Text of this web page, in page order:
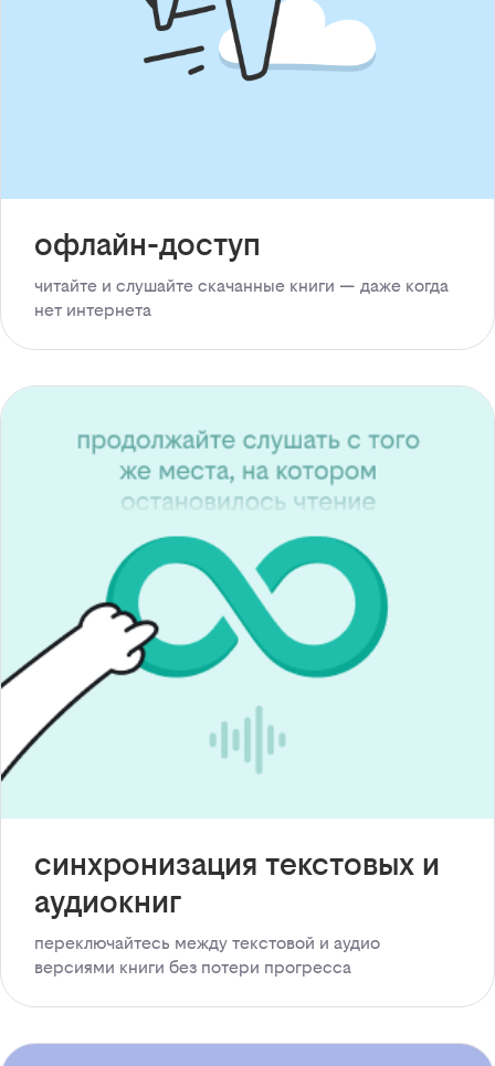
офлайн-доступ
читайте и слушайте скачанные книги — даже когда
нет интернета
синхронизация текстовых и
аудиокниг
переключайтесь между текстовой и аудио
версиями книги без потери прогресса